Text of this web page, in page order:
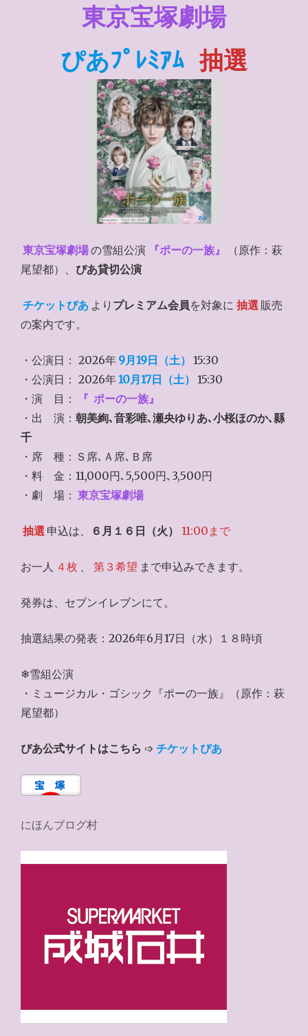
東京宝塚劇場
ぴあﾌﾟﾚﾐｱﾑ 抽選
東京宝塚劇場の雪組公演 『ポーの一族』
（原作：萩
尾望都）、 ぴあ貸切公演
チケットぴあ より プレミアム会員を対象に 抽選 販売
の案内です。
・公演日： 2026年 9月19日（土）
15:30
・公演日： 2026年10月17日（土）
15:30
・演 目：
『 ポーの一族』
・出 演： 朝美絢､音彩唯､瀬央ゆりあ､小桜ほのか､縣
千
・席 種：Ｓ席､Ａ席､Ｂ席
・料 金：11,000円､5,500円､3,500円
・劇 場： 東京宝塚劇場
抽選 申込は、 ６月１６日（火） 11:00まで
お一人 ４枚 、 第３希望 まで申込みできます。
発券は、セブンイレブンにて。
抽選結果の発表：2026年6月17日（水）１８時頃
❄雪組公演
・ミュージカル・ゴシック『ポーの一族』（原作：萩
尾望都）
ぴあ公式サイトはこちら ➩ チケットぴあ
にほんブログ村